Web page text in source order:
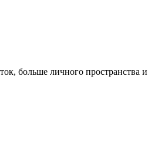
больше личного пространства и